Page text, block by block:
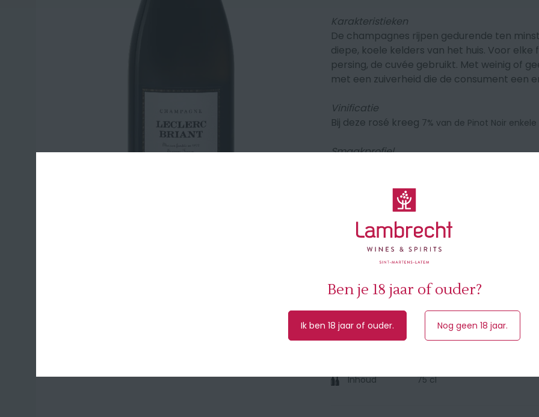
Karakteristieken
De champagnes rijpen gedurende ten
diepe, koele kelders van het huis. Voor
persing, de cuvée gebruikt. Met weinig of
met een zuiverheid die de consument een
Vinificatie
Bij deze rosé kreeg 7% van de Pinot Noir
Smaakprofiel
mond is hij vineus en aromatisch verfijnd,
opwekkende aciditeit.
🍽 Serveer tussen de 10° à 12° bij tataki van
op basis van rood fruit.
🥇 91/100 Wine Spectator - 93 pts Falstaff -
89% Chardonnay, 11% Pinot
Inhoud
75 cl
Ben je 18 jaar of ouder?
Ik ben 18 jaar of ouder. Nog geen 18 jaar.